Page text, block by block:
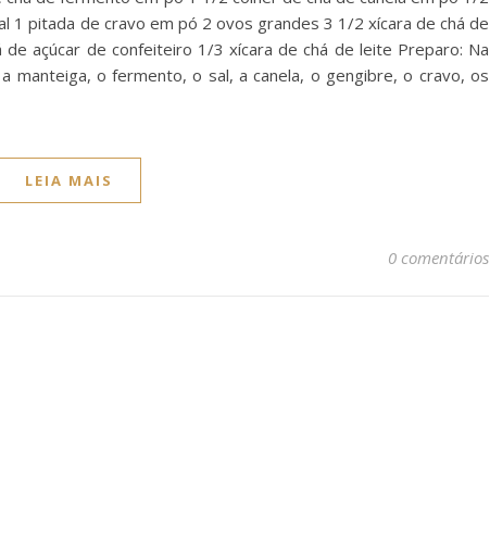
1 pitada de cravo em pó 2 ovos grandes 3 1/2 xícara de chá de
açúcar de confeiteiro 1/3 xícara de chá de leite Preparo: Na
manteiga, o fermento, o sal, a canela, o gengibre, o cravo, os
LEIA MAIS
0 comentários